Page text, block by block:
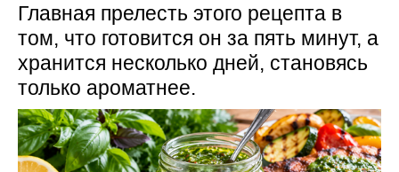
Главная прелесть этого рецепта в
том, что готовится он за пять минут, а
хранится несколько дней, становясь
только ароматнее.